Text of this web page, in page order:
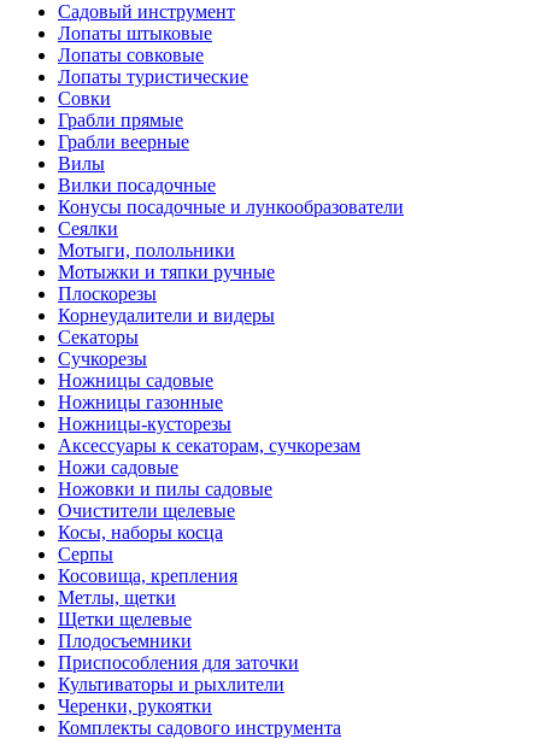
Садовый инструмент
Лопаты штыковые
Лопаты совковые
Лопаты туристические
Совки
Грабли прямые
Грабли веерные
Вилы
Вилки посадочные
Конусы посадочные и лункообразователи
Сеялки
Мотыги, полольники
Мотыжки и тяпки ручные
Плоскорезы
Корнеудалители и видеры
Секаторы
Сучкорезы
Ножницы садовые
Ножницы газонные
Ножницы-кусторезы
Аксессуары к секаторам, сучкорезам
Ножи садовые
Ножовки и пилы садовые
Очистители щелевые
Косы, наборы косца
Серпы
Косовища, крепления
Метлы, щетки
Щетки щелевые
Плодосъемники
Приспособления для заточки
Культиваторы и рыхлители
Черенки, рукоятки
Комплекты садового инструмента